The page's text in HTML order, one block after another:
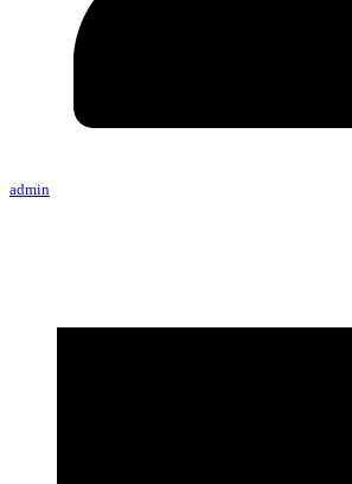
admin